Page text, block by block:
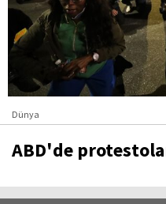
Dünya
ABD'de